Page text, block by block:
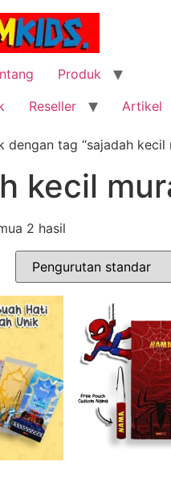
Produk
Reseller Artikel
dengan tag “sajadah kecil
kecil
2 hasil